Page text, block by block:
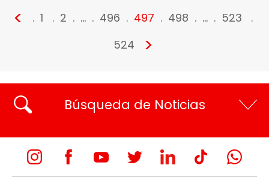
< 1 2 … 496 497 498 …
523
524
>
Búsqueda de Noticias